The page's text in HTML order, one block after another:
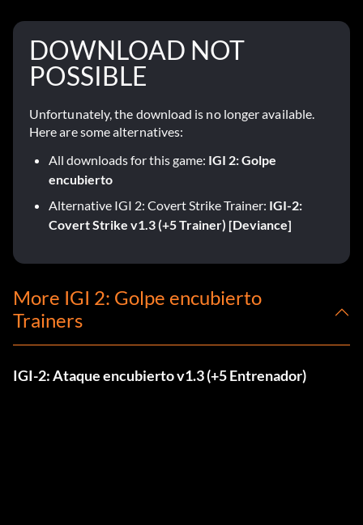
DOWNLOAD NOT
POSSIBLE
Unfortunately, the download is no longer available.
Here are some alternatives:
All downloads for this game: IGI 2: Golpe
encubierto
Alternative IGI 2: Covert Strike Trainer: IGI-2:
Covert Strike v1.3 (+5 Trainer) [Deviance]
More IGI 2: Golpe encubierto
Trainers
IGI-2: Ataque encubierto v1.3 (+5 Entrenador)